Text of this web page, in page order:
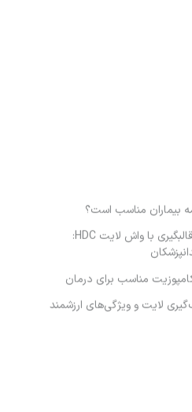
بیماران مناسب است؟
مناسب برای درمان
لایت و ویژگی‌های ارزشمند